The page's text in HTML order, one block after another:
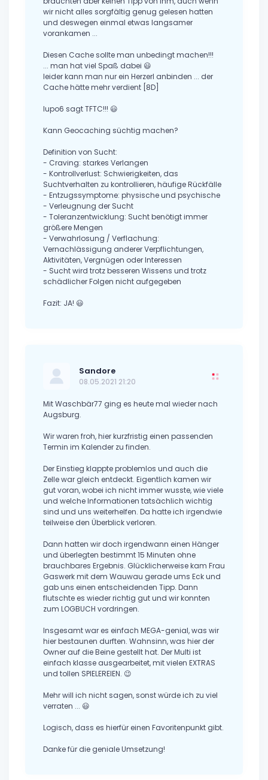
wir nicht alles sorgfältig genug gelesen hatten
und deswegen einmal etwas langsamer
vorankamen ...
Diesen Cache sollte man unbedingt machen!!!
... man hat viel Spaß dabei 😃
leider kann man nur ein Herzerl anbinden ... der
Cache hätte mehr verdient [8D]
lupo6 sagt TFTC!!! 😃
Kann Geocaching süchtig machen?
Definition von Sucht:
- Craving: starkes Verlangen
- Kontrollverlust: Schwierigkeiten, das
Suchtverhalten zu kontrollieren, häufige Rückfälle
- Entzugssymptome: physische und psychische
- Verleugnung der Sucht
- Toleranzentwicklung: Sucht benötigt immer
größere Mengen
- Verwahrlosung / Verflachung:
Vernachlässigung anderer Verpflichtungen,
Aktivitäten, Vergnügen oder Interessen
- Sucht wird trotz besseren Wissens und trotz
schädlicher Folgen nicht aufgegeben
Fazit: JA! 😃
Sandore
08.05.2021 21:20
Mit Waschbär77 ging es heute mal wieder nach
Augsburg.
Wir waren froh, hier kurzfristig einen passenden
Termin im Kalender zu finden.
Der Einstieg klappte problemlos und auch die
Zelle war gleich entdeckt. Eigentlich kamen wir
gut voran, wobei ich nicht immer wusste, wie viele
und welche Informationen tatsächlich wichtig
sind und uns weiterhelfen. Da hatte ich irgendwie
teilweise den Überblick verloren.
Dann hatten wir doch irgendwann einen Hänger
und überlegten bestimmt 15 Minuten ohne
brauchbares Ergebnis. Glücklicherweise kam Frau
Gaswerk mit dem Wauwau gerade ums Eck und
gab uns einen entscheidenden Tipp. Dann
flutschte es wieder richtig gut und wir konnten
zum LOGBUCH vordringen.
Insgesamt war es einfach MEGA-genial, was wir
hier bestaunen durften. Wahnsinn, was hier der
Owner auf die Beine gestellt hat. Der Multi ist
einfach klasse ausgearbeitet, mit vielen EXTRAS
und tollen SPIELEREIEN. 😉
Mehr will ich nicht sagen, sonst würde ich zu viel
verraten ... 😃
Logisch, dass es hierfür einen Favoritenpunkt gibt.
Danke für die geniale Umsetzung!